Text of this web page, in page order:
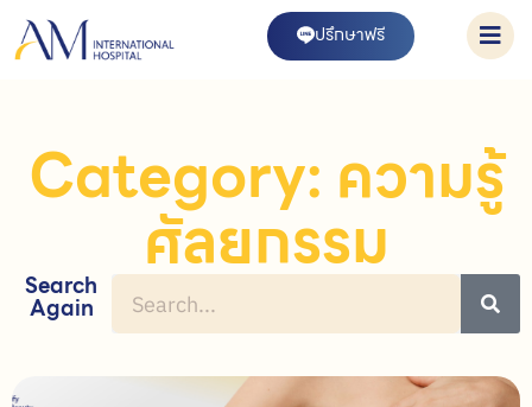
ปรึกษาฟรี
Category: ความรู้
ศัลยกรรม
Search
Again